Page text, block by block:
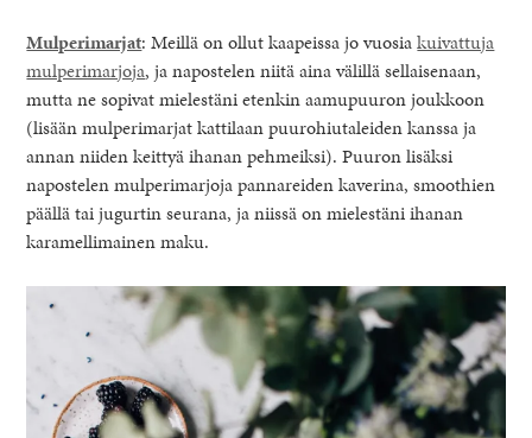
Mulperimarjat: Meillä on ollut kaapeissa jo vuosiakuivattuja
mulperimarjoja, ja napostelen niitä aina välillä sellaisenaan,
mutta ne sopivat mielestäni etenkin aamupuuron joukkoon
(lisään mulperimarjat kattilaan puurohiutaleiden kanssa ja
annan niiden keittyä ihanan pehmeiksi). Puuron lisäksi
napostelen mulperimarjoja pannareiden kaverina, smoothien
päällä tai jugurtin seurana, ja niissä on mielestäni ihanan
karamellimainen maku.